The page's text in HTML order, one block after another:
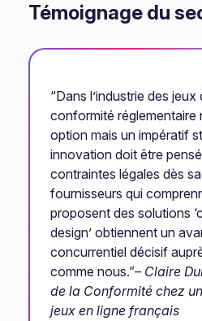
Témoignage du
“Dans l’industrie des jeux
conformité réglementaire
option mais un impératif
innovation doit être
contraintes légales dès
fournisseurs qui
proposent des solutions
design’ obtiennent un
concurrentiel décisif
comme nous.”– Claire
de la Conformité chez
jeux en ligne français